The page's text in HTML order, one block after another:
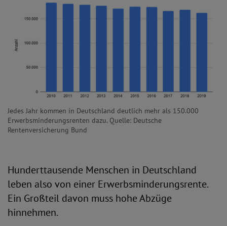
Jedes Jahr kommen in Deutschland deutlich mehr als 150.000
Erwerbsminderungsrenten dazu. Quelle: Deutsche
Rentenversicherung Bund
Hunderttausende Menschen in Deutschland
leben also von einer Erwerbsminderungsrente.
Ein Großteil davon muss hohe Abzüge
hinnehmen.